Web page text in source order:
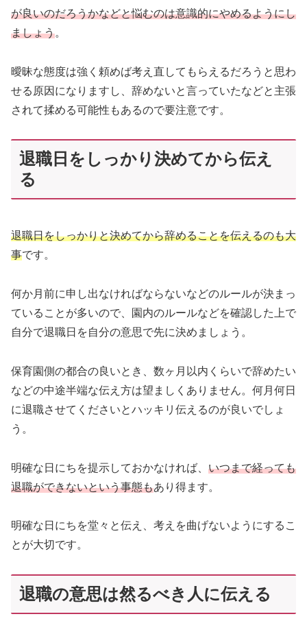
が良いのだろうかなどと悩むのは意識的にやめるようにし
ましょう。
曖昧な態度は強く頼めば考え直してもらえるだろうと思わ
せる原因になりますし、辞めないと言っていたなどと主張
されて揉める可能性もあるので要注意です。
退職日をしっかり決めてから伝え
る
退職日をしっかりと決めてから辞めることを伝えるのも大
事です。
何か月前に申し出なければならないなどのルールが決まっ
ていることが多いので、園内のルールなどを確認した上で
自分で退職日を自分の意思で先に決めましょう。
保育園側の都合の良いとき、数ヶ月以内くらいで辞めたい
などの中途半端な伝え方は望ましくありません。何月何日
に退職させてくださいとハッキリ伝えるのが良いでしょ
う。
明確な日にちを提示しておかなければ、 いつまで経っても
退職ができないという事態もあり得ます。
明確な日にちを堂々と伝え、考えを曲げないようにするこ
とが大切です。
退職の意思は然るべき人に伝える